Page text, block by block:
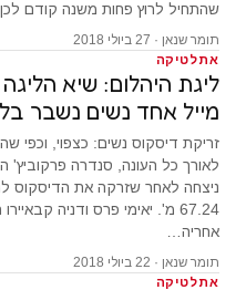
שהתחיל לרוץ פחות משנה קודם
תומר שנאן · 27 ביולי 2018
אתלטיקה
ליגת היהלום: שיא
מייל אחד נשים נשבר
זריקת דיסקוס נשים: כצפוי, וכפי
לאורך כל העונה, סנדרה פרקוביץ'
ניצחה לאחר שזרקה את הדיסקוס
67.24 מ'. יאימי פרס ודניה
אחריה…
תומר שנאן · 22 ביולי 2018
אתלטיקה